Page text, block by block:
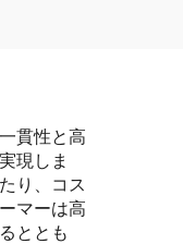
貫性と高
現しま
り、コス
マーは高
ととも